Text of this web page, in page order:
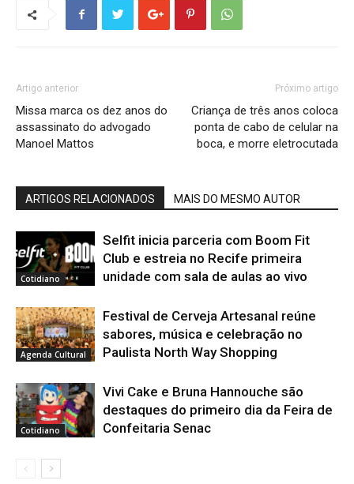
Artigo anterior
Missa marca os dez anos do
assassinato do advogado
Manoel Mattos
Próximo artigo
Criança de três anos coloca
ponta de cabo de celular na
boca, e morre eletrocutada
ARTIGOS RELACIONADOS MAIS DO MESMO AUTOR
Cotidiano
Selfit inicia parceria com Boom Fit
Club e estreia no Recife primeira
unidade com sala de aulas ao vivo
Agenda Cultural
Festival de Cerveja Artesanal reúne
sabores, música e celebração no
Paulista North Way Shopping
Cotidiano
Vivi Cake e Bruna Hannouche são
destaques do primeiro dia da Feira de
Confeitaria Senac